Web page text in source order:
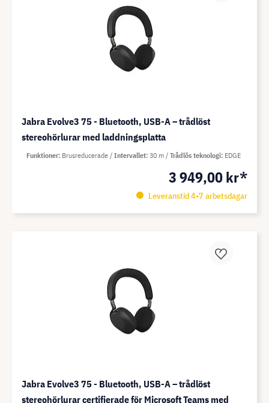
Jabra Evolve3 75 - Bluetooth, USB-A – trådlöst
stereohörlurar med laddningsplatta
3 949,00 kr*
Leveranstid 4-7 arbetsdagar
Funktioner Brusreducerade Intervallet 30 m Trådlös teknologi EDGE
Jabra Evolve3 75 - Bluetooth, USB-A – trådlöst
stereohörlurar certifierade för Microsoft Teams med